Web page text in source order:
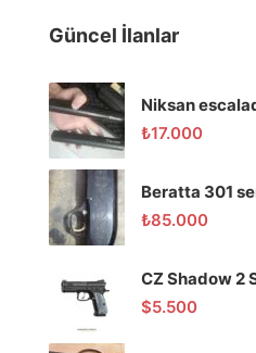
Güncel İlanlar
Niksan
₺17.000
₺85.000
CZ Shadow 2
$5.500